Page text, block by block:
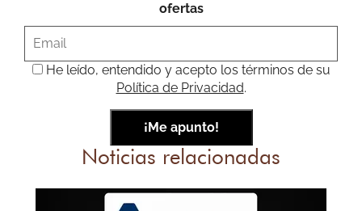
ofertas
He leído, entendido y acepto los términos de su
Política de Privacidad.
Noticias relacionadas